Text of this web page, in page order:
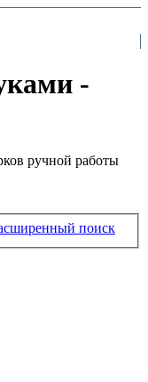
-
ручной работы
поиск